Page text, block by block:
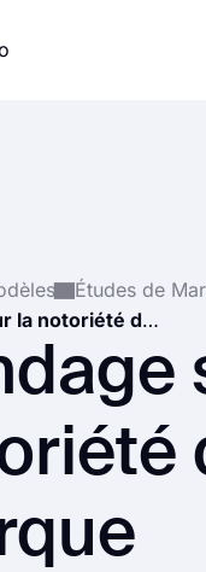
Études de
Sondage sur la notoriété de la marque